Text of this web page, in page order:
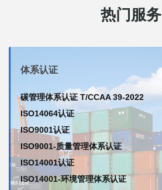
热门服务
体系认证
碳管理体系认证 T/CCAA 39-2022
ISO14064认证
ISO9001认证
ISO9001-质量管理体系认证
ISO14001认证
ISO14001-环境管理体系认证